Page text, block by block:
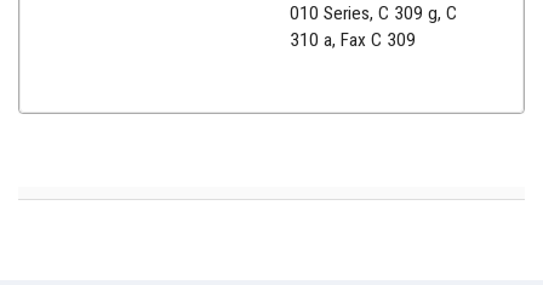
010 Series, C 309 g, C
310 a, Fax C 309